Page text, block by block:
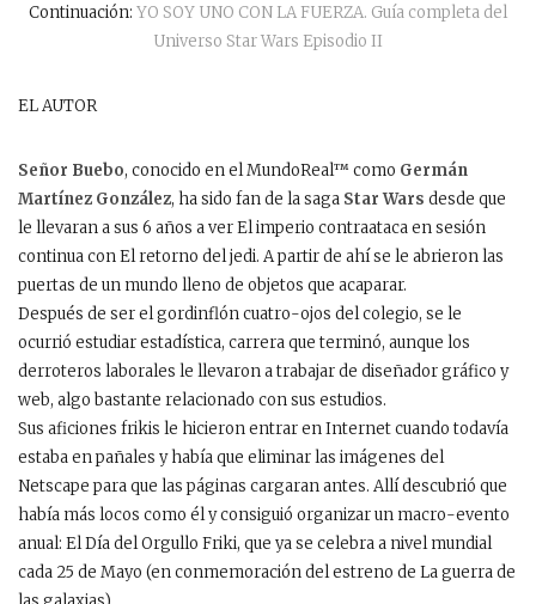
Continuación: YO SOY UNO CON LA FUERZA. Guía completa del
Universo Star Wars Episodio II
EL AUTOR
Señor Buebo, conocido en el MundoReal™ como Germán
Martínez González, ha sido fan de la saga Star Wars desde que
le llevaran a sus 6 años a ver El imperio contraataca en sesión
continua con El retorno del jedi. A partir de ahí se le abrieron las
puertas de un mundo lleno de objetos que acaparar.
Después de ser el gordinflón cuatro-ojos del colegio, se le
ocurrió estudiar estadística, carrera que terminó, aunque los
derroteros laborales le llevaron a trabajar de diseñador gráfico y
web, algo bastante relacionado con sus estudios.
Sus aficiones frikis le hicieron entrar en Internet cuando todavía
estaba en pañales y había que eliminar las imágenes del
Netscape para que las páginas cargaran antes. Allí descubrió que
había más locos como él y consiguió organizar un macro-evento
anual: El Día del Orgullo Friki, que ya se celebra a nivel mundial
cada 25 de Mayo (en conmemoración del estreno de La guerra de